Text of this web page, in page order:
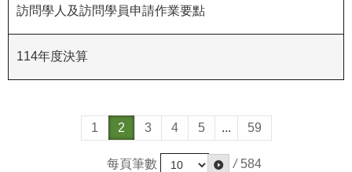
保
政
訪問學人及訪問學員申請作業要點
114年度決算
1 2 3 4 5 ... 59
每頁筆數 / 584